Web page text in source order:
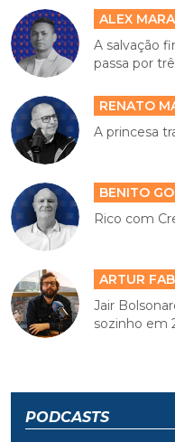
ALEX
A salvação
passa por
RENATO
A princesa
BENITO
Rico com
ARTUR
Jair
sozinho em
PODCASTS